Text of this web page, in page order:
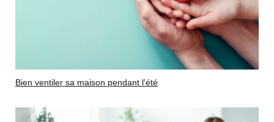
Bien ventiler sa maison pendant l’été